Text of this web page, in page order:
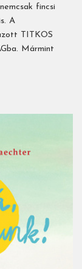
fincsi
A
TITKOS
Mármint